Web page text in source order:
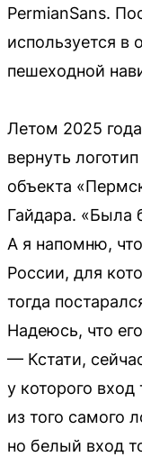
PermianSans.
используется в
пешеходной
Летом 2025
вернуть
объекта
Гайдара. «Была
А я напомню,
России, для
тогда
Надеюсь, что
— Кстати,
у которого
из того самого
но белый вход